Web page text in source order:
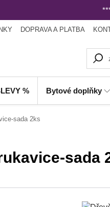
DOPRAVA A PLATBA
% Bytové doplňky
sada 2ks
sada